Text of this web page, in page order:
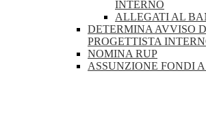
INTERNO
ALLEGATI AL
DETERMINA AVVISO
PROGETTISTA
NOMINA RUP
ASSUNZIONE FONDI